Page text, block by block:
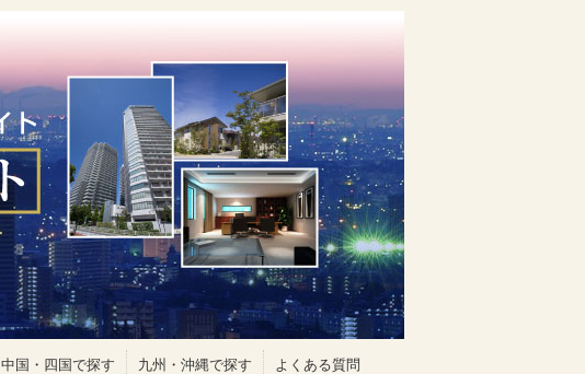
中国・四国で探す 九州・沖縄で探す よくある質問